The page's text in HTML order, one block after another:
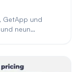
GetApp und
neun